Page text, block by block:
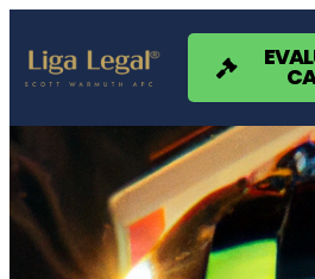
Nota:
sitio
web
sistema
de
accesibilidad.